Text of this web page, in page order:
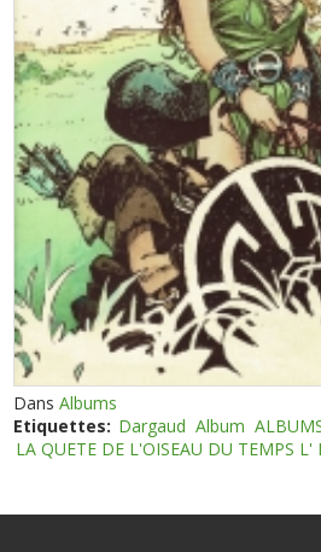
DansAlbums
Etiquettes: Dargaud Album
LA QUETE DE L'OISEAU DU TEMPS L'